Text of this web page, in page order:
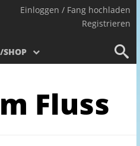
Einloggen / Fang hochladen
Registrieren
SHOP
Fluss